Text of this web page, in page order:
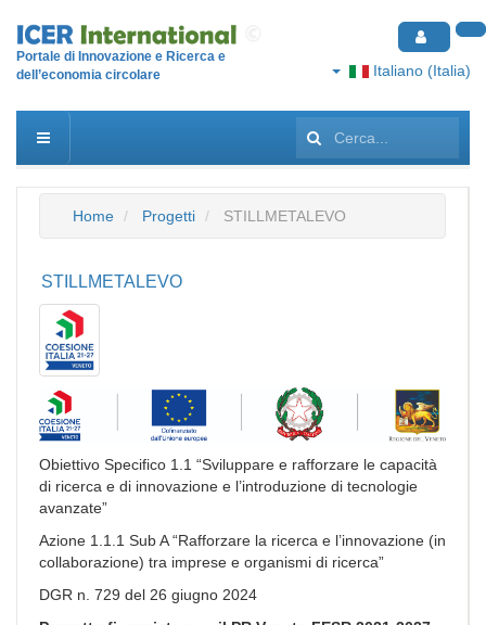
Portale di Innovazione e Ricerca e
dell’economia circolare
Italiano (Italia)
Cerca...
Home Progetti STILLMETALEVO
STILLMETALEVO
Obiettivo Specifico 1.1 “Sviluppare e rafforzare le capacità
di ricerca e di innovazione e l’introduzione di tecnologie
avanzate”
Azione 1.1.1 Sub A “Rafforzare la ricerca e l’innovazione (in
collaborazione) tra imprese e organismi di ricerca”
DGR n. 729 del 26 giugno 2024